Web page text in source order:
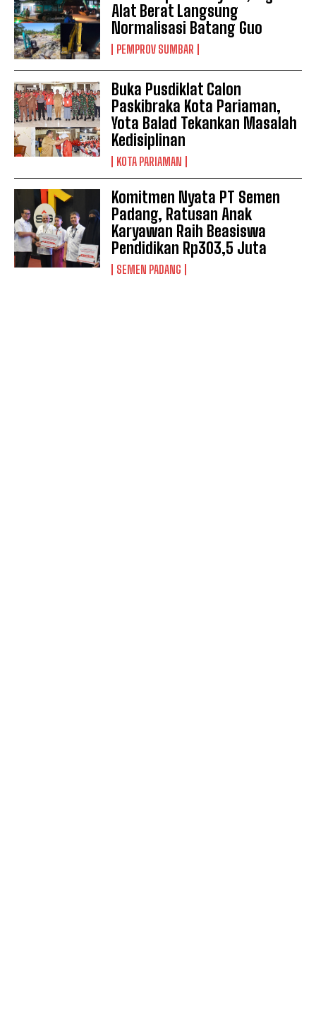
Alat Berat Langsung
Normalisasi Batang Guo
PEMPROV SUMBAR
Buka Pusdiklat Calon
Paskibraka Kota Pariaman,
Yota Balad Tekankan Masalah
Kedisiplinan
KOTA PARIAMAN
Komitmen Nyata PT Semen
Padang, Ratusan Anak
Karyawan Raih Beasiswa
Pendidikan Rp303,5 Juta
SEMEN PADANG